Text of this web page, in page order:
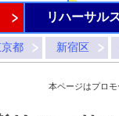
リハーサル
都 新宿区
本ページはプロモ